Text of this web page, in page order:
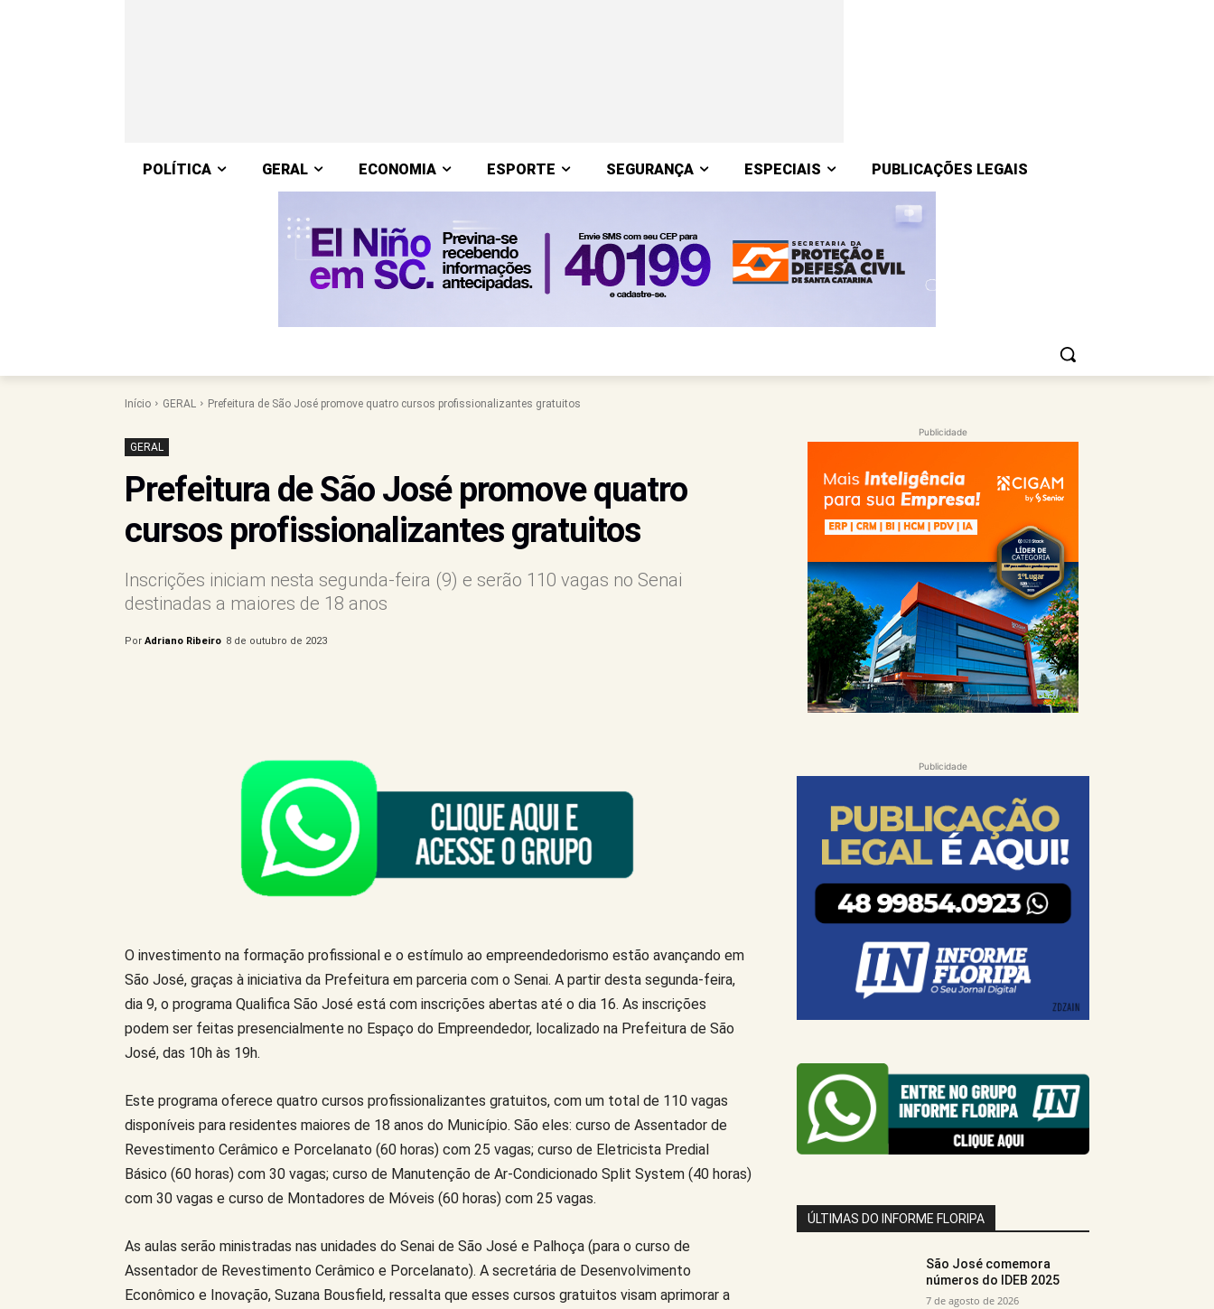
POLÍTICA GERAL ECONOMIA ESPORTE SEGURANÇA ESPECIAIS PUBLICAÇÕES LEGAIS
Início GERAL Prefeitura de São José promove quatro cursos profissionalizantes gratuitos
GERAL
Prefeitura de São José promove quatro
cursos profissionalizantes gratuitos
Inscrições iniciam nesta segunda-feira (9) e serão 110 vagas no Senai
destinadas a maiores de 18 anos
Por Adriano Ribeiro 8 de outubro de 2023
O investimento na formação profissional e o estímulo ao empreendedorismo estão avançando em
São José, graças à iniciativa da Prefeitura em parceria com o Senai. A partir desta segunda-feira,
dia 9, o programa Qualifica São José está com inscrições abertas até o dia 16. As inscrições
podem ser feitas presencialmente no Espaço do Empreendedor, localizado na Prefeitura de São
José, das 10h às 19h.
Este programa oferece quatro cursos profissionalizantes gratuitos, com um total de 110 vagas
disponíveis para residentes maiores de 18 anos do Município. São eles: curso de Assentador de
Revestimento Cerâmico e Porcelanato (60 horas) com 25 vagas; curso de Eletricista Predial
Básico (60 horas) com 30 vagas; curso de Manutenção de Ar-Condicionado Split System (40 horas)
com 30 vagas e curso de Montadores de Móveis (60 horas) com 25 vagas.
As aulas serão ministradas nas unidades do Senai de São José e Palhoça (para o curso de
Assentador de Revestimento Cerâmico e Porcelanato). A secretária de Desenvolvimento
Econômico e Inovação, Suzana Bousfield, ressalta que esses cursos gratuitos visam aprimorar a
Publicidade
Publicidade
ÚLTIMAS DO INFORME FLORIPA
São José comemora
números do IDEB 2025
7 de agosto de 2026